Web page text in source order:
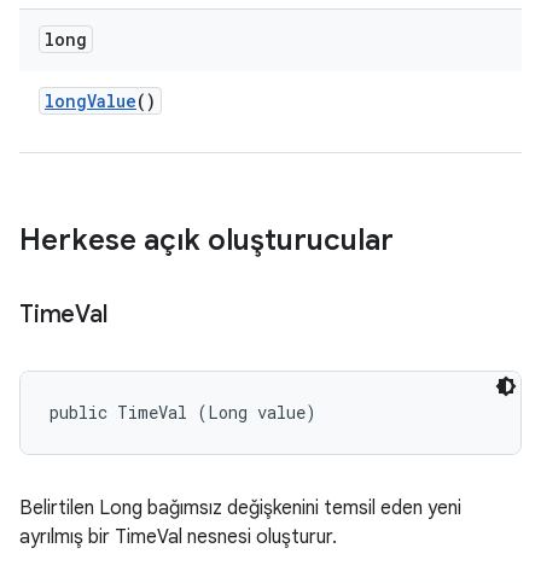
long
longValue()
Herkese açık oluşturucular
TimeVal
public TimeVal (Long value)
Belirtilen Long bağımsız değişkenini temsil eden yeni
ayrılmış bir TimeVal nesnesi oluşturur.